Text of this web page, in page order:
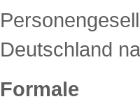
Deutschland
Formale